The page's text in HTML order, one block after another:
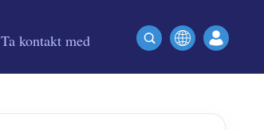
Ta kontakt med